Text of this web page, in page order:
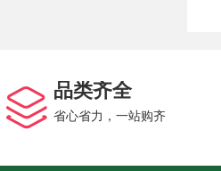
品类齐全
省心省力，一站购齐